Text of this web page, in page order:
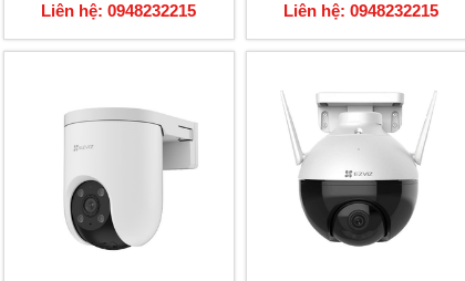
Liên hệ: 0948232215 Liên hệ: 0948232215